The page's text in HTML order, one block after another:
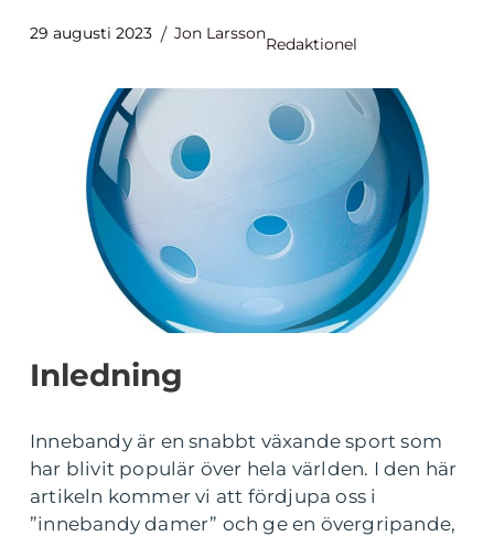
29 augusti 2023 Jon Larsson
Redaktionel
Inledning
Innebandy är en snabbt växande sport som
har blivit populär över hela världen. I den här
artikeln kommer vi att fördjupa oss i
”innebandy damer” och ge en övergripande,